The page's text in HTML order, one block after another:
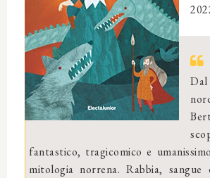
fantastico, tragicomico e
mitologia norrena. Rabbia, sangue